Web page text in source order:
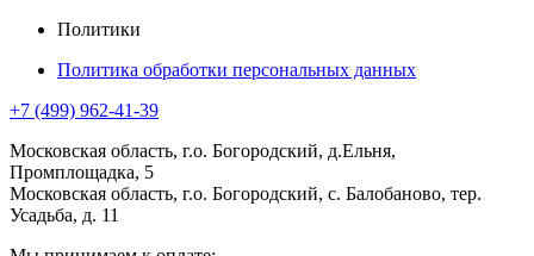
Политики
Политика обработки персональных данных
+7 (499) 962-41-39
Московская область, г.о. Богородский, д.Ельня,
Промплощадка, 5
Московская область, г.о. Богородский, с. Балобаново, тер.
Усадьба, д. 11